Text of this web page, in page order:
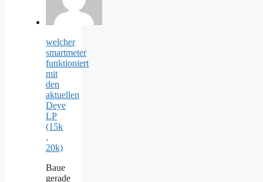
welcher
smartmeter
funktioniert
mit
den
aktuellen
Deye
LP
(15k
,
20k)
Baue
gerade